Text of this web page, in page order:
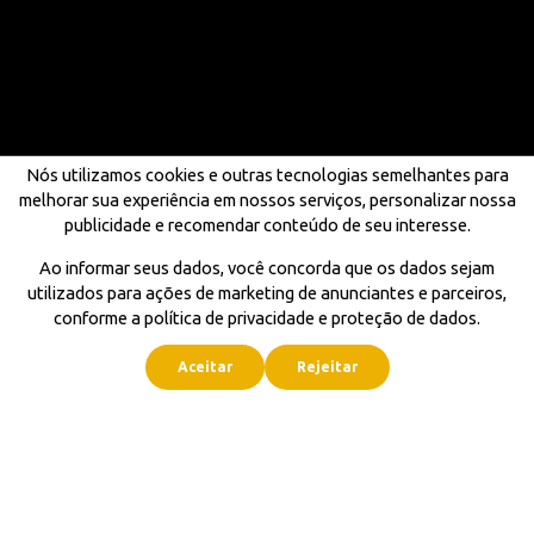
Nós utilizamos cookies e outras tecnologias semelhantes para
melhorar sua experiência em nossos serviços, personalizar nossa
publicidade e recomendar conteúdo de seu interesse.
Ao informar seus dados, você concorda que os dados sejam
utilizados para ações de marketing de anunciantes e parceiros,
conforme a política de privacidade e proteção de dados.
Aceitar Rejeitar